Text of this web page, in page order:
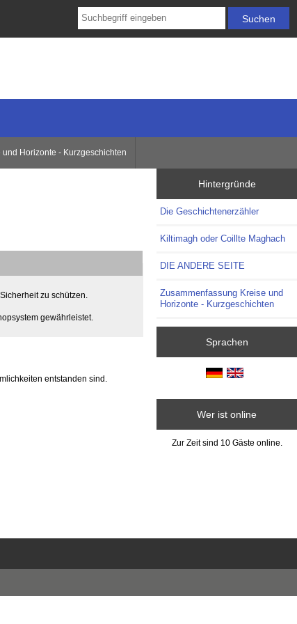
Horizonte - Kurzgeschichten
zu schützen.
gewährleistet.
entstanden sind.
Hintergründe
Die Geschichtenerzähler
Kiltimagh oder Coillte Maghach
DIE ANDERE SEITE
Zusammenfassung Kreise und
Horizonte - Kurzgeschichten
Sprachen
Wer ist online
Zur Zeit sind 10 Gäste online.